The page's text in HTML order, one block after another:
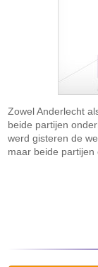
Zowel Anderlecht
beide partijen
werd gisteren de
maar beide partijen